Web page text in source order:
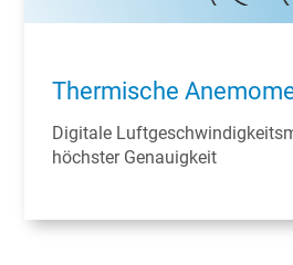
Thermische
Digitale
höchster Genauigkeit